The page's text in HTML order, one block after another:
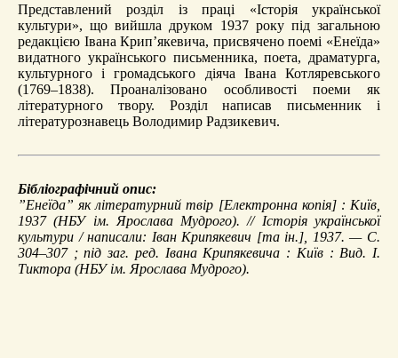
Представлений розділ із праці «Історія української
культури», що вийшла друком 1937 року під загальною
редакцією Івана Крип’якевича, присвячено поемі «Енеїда»
видатного українського письменника, поета, драматурга,
культурного і громадського діяча Івана Котляревського
(1769–1838). Проаналізовано особливості поеми як
літературного твору. Розділ написав письменник і
літературознавець Володимир Радзикевич.
Бібліографічний опис:
”Енеїда” як літературний твір [Електронна копія] : Київ,
1937 (НБУ ім. Ярослава Мудрого). // Історія української
культури / написали: Іван Крипякевич [та ін.], 1937. — С.
304–307 ; під заг. ред. Івана Крипякевича : Київ : Вид. І.
Тиктора (НБУ ім. Ярослава Мудрого).